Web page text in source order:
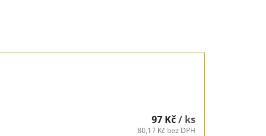
97 Kč/ ks
80,17 Kč bez DPH